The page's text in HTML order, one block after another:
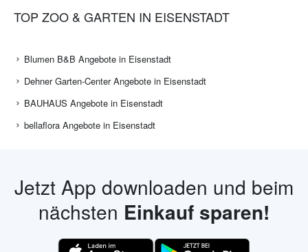
TOP ZOO & GARTEN IN EISENSTADT
Blumen B&B Angebote in Eisenstadt
Dehner Garten-Center Angebote in Eisenstadt
BAUHAUS Angebote in Eisenstadt
bellaflora Angebote in Eisenstadt
Jetzt App downloaden und beim
nächsten Einkauf sparen!